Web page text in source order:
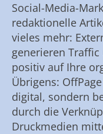
Social-Media-
redaktionelle
vieles mehr:
generieren
positiv auf Ihre
Übrigens:
digital, sondern
durch die
Druckmedien